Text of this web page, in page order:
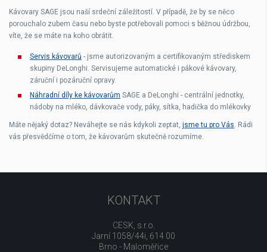
Kávovary SAGE jsou naší srdeční záležitostí. V případě, že by se něco
porouchalo zubem času nebo byste potřebovali pomoci s běžnou údržbou,
víte, že se máte na koho obrátit.
Servis kávovarů - jsme autorizovaným a certifikovaným střediskem
skupiny DeLonghi. Servisujeme automatické i pákové kávovary,
záruční i pozáruční opravy.
Náhradní díly ke kávovarům SAGE a DeLonghi - centrální jednotky,
nádoby na mléko, dávkovače vody, páky, sítka, hadička do mlékovky
Máte nějaký dotaz? Neváhejte se nás kdykoli zeptat, jsme tu pro Vás. Rádi
vás přesvědčíme o tom, že kávovarům skutečně rozumíme.
KONTAKT
CESK, s.r.o.
Jarní 1058/44i, 614 00
Brno - Maloměřice